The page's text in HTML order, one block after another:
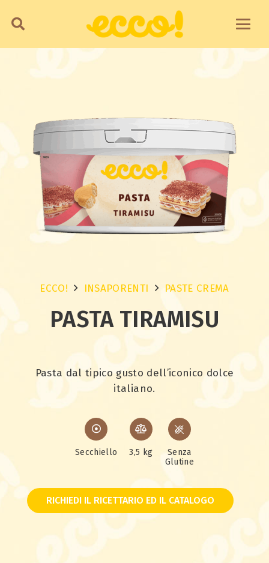
ECCO! INSAPORENTI PASTE CREMA
PASTA TIRAMISU
Pasta dal tipico gusto dell’iconico dolce
italiano.
Secchiello 3,5 kg
Senza
Glutine
RICHIEDI IL RICETTARIO ED IL CATALOGO